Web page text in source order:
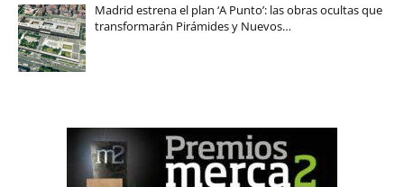
Madrid estrena el plan ‘A Punto’: las obras ocultas que
transformarán Pirámides y Nuevos…